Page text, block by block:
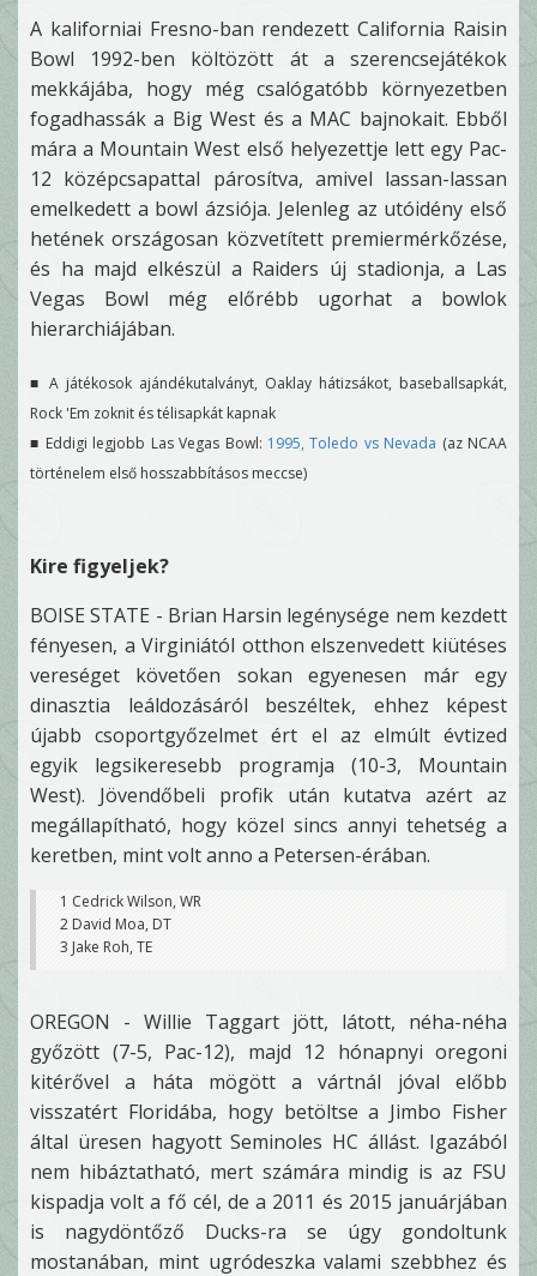
A kaliforniai Fresno-ban rendezett California Raisin
Bowl 1992-ben költözött át a szerencsejátékok
mekkájába, hogy még csalógatóbb környezetben
fogadhassák a Big West és a MAC bajnokait. Ebből
mára a Mountain West első helyezettje lett egy Pac-
12 középcsapattal párosítva, amivel lassan-lassan
emelkedett a bowl ázsiója. Jelenleg az utóidény első
hetének országosan közvetített premiermérkőzése,
és ha majd elkészül a Raiders új stadionja, a Las
Vegas Bowl még előrébb ugorhat a bowlok
hierarchiájában.
■ A játékosok ajándékutalványt, Oaklay hátizsákot, baseballsapkát,
Rock 'Em zoknit és télisapkát kapnak
■ Eddigi legjobb Las Vegas Bowl: 1995, Toledo vs Nevada (az NCAA
történelem első hosszabbításos meccse)
Kire figyeljek?
BOISE STATE - Brian Harsin legénysége nem kezdett
fényesen, a Virginiától otthon elszenvedett kiütéses
vereséget követően sokan egyenesen már egy
dinasztia leáldozásáról beszéltek, ehhez képest
újabb csoportgyőzelmet ért el az elmúlt évtized
egyik legsikeresebb programja (10-3, Mountain
West). Jövendőbeli profik után kutatva azért az
megállapítható, hogy közel sincs annyi tehetség a
keretben, mint volt anno a Petersen-érában.
1 Cedrick Wilson, WR
2 David Moa, DT
3 Jake Roh, TE
OREGON - Willie Taggart jött, látott, néha-néha
győzött (7-5, Pac-12), majd 12 hónapnyi oregoni
kitérővel a háta mögött a vártnál jóval előbb
visszatért Floridába, hogy betöltse a Jimbo Fisher
által üresen hagyott Seminoles HC állást. Igazából
nem hibáztatható, mert számára mindig is az FSU
kispadja volt a fő cél, de a 2011 és 2015 januárjában
is nagydöntőző Ducks-ra se úgy gondoltunk
mostanában, mint ugródeszka valami szebbhez és